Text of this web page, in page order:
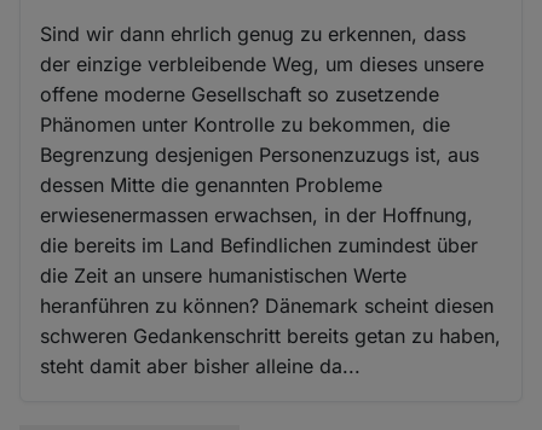
Sind wir dann ehrlich genug zu erkennen, dass
der einzige verbleibende Weg, um dieses unsere
offene moderne Gesellschaft so zusetzende
Phänomen unter Kontrolle zu bekommen, die
Begrenzung desjenigen Personenzuzugs ist, aus
dessen Mitte die genannten Probleme
erwiesenermassen erwachsen, in der Hoffnung,
die bereits im Land Befindlichen zumindest über
die Zeit an unsere humanistischen Werte
heranführen zu können? Dänemark scheint diesen
schweren Gedankenschritt bereits getan zu haben,
steht damit aber bisher alleine da...